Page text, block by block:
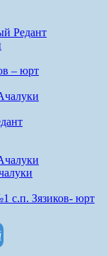
Редант
– юрт
с.п. Зязиков- юрт